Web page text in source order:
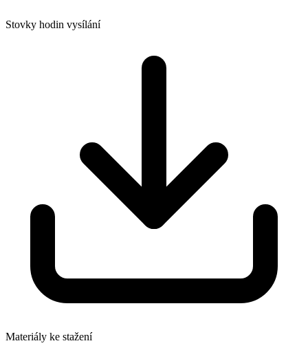
Stovky hodin vysílání
Materiály ke stažení